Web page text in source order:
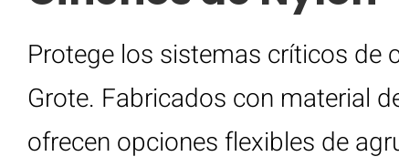
Protege los sistemas críticos de
Grote. Fabricados con material
ofrecen opciones flexibles de